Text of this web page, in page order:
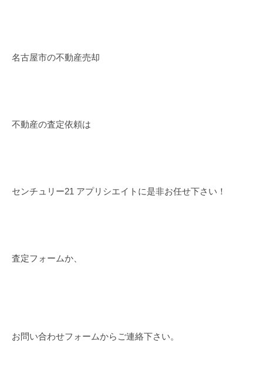
名古屋市の不動産売却
不動産の査定依頼は
センチュリー21 アプリシエイトに是非お任せ下さい！
査定フォームか、
お問い合わせフォームからご連絡下さい。